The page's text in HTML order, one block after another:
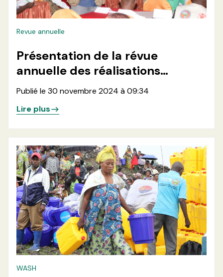
Revue annuelle
Présentation de la révue
annuelle des réalisations
annuelle 2024
Publié le 30 novembre 2024 à 09:34
Lire plus
WASH